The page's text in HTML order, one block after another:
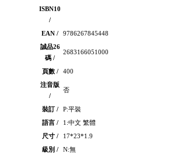
ISBN10
/
EAN /
9786267845448
誠品26
碼 /
2683166051000
頁數 /
400
注音版
/
否
裝訂 /
P:平裝
語言 /
1:中文 繁體
尺寸 /
17*23*1.9
級別 /
N:無